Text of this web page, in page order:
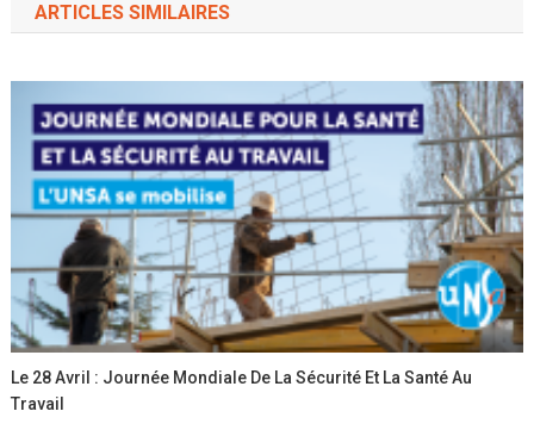
ARTICLES SIMILAIRES
Le 28 Avril : Journée Mondiale De La Sécurité Et La Santé Au
Travail